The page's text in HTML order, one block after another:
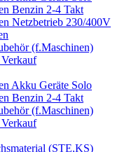
Benzin 2-4 Takt
Netzbetrieb 230/400V
(f.Maschinen)
Akku Geräte Solo
Benzin 2-4 Takt
(f.Maschinen)
(STE,KS)